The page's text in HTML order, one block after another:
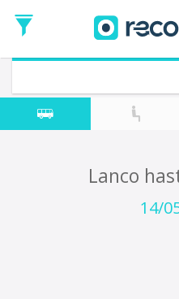
de
Ida
Vuelta (opcional)
Fecha
de
Lanco
14/